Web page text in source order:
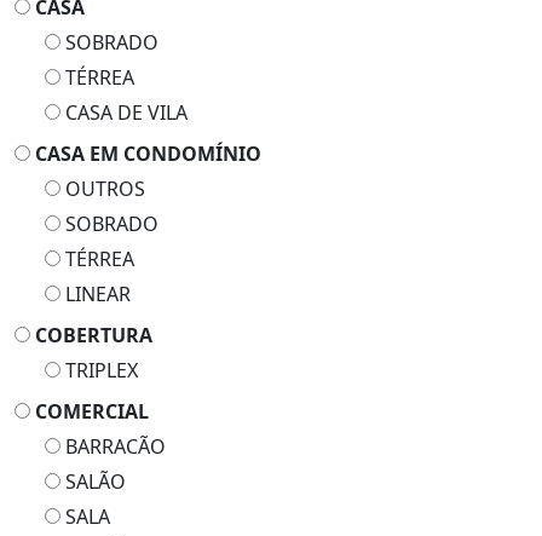
CASA
SOBRADO
TÉRREA
CASA DE VILA
CASA EM CONDOMÍNIO
OUTROS
SOBRADO
TÉRREA
LINEAR
COBERTURA
TRIPLEX
COMERCIAL
BARRACÃO
SALÃO
SALA